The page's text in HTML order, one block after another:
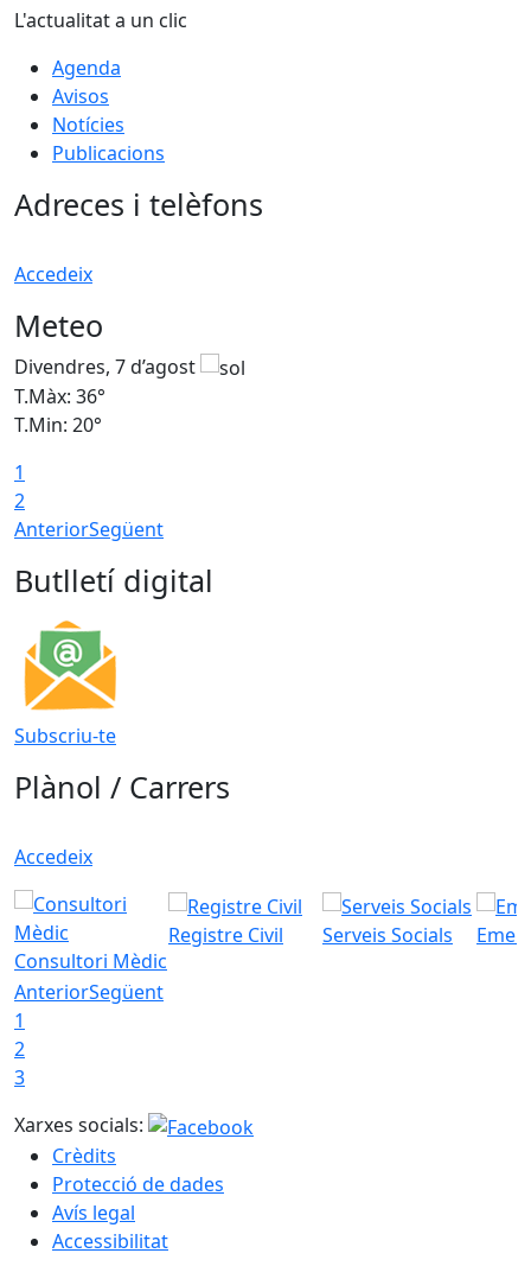
L'actualitat a un clic
Agenda
Avisos
Notícies
Publicacions
Adreces i telèfons
Accedeix
Meteo
Divendres, 7 d’agost
T.Màx: 36°
T.Min: 20°
1
2
AnteriorSegüent
Butlletí digital
Subscriu-te
Plànol / Carrers
Accedeix
Consultori Mèdic
Registre Civil Serveis Socials
AnteriorSegüent
1
2
3
Xarxes socials:
Crèdits
Protecció de dades
Avís legal
Accessibilitat